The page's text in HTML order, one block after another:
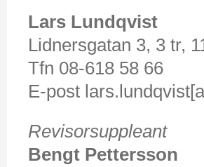
Lars Lundqvist
Lidnersgatan 3, 3 tr,
Tfn 08-618 58 66
E-post
Revisorsuppleant
Bengt Pettersson